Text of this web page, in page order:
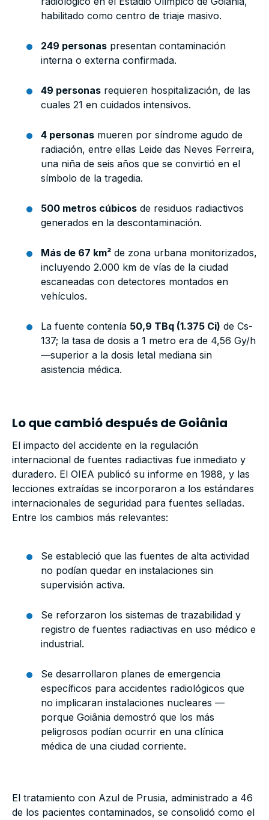
habilitado como centro de triaje masivo.
249 personas presentan contaminación
interna o externa confirmada.
49 personas requieren hospitalización, de las
cuales 21 en cuidados intensivos.
4 personas mueren por síndrome agudo de
radiación, entre ellas Leide das Neves Ferreira,
una niña de seis años que se convirtió en el
símbolo de la tragedia.
500 metros cúbicos de residuos radiactivos
generados en la descontaminación.
Más de 67 km² de zona urbana monitorizados,
incluyendo 2.000 km de vías de la ciudad
escaneadas con detectores montados en
vehículos.
La fuente contenía 50,9 TBq (1.375 Ci) de Cs-
137; la tasa de dosis a 1 metro era de 4,56 Gy/h
—superior a la dosis letal mediana sin
asistencia médica.
Lo que cambió después de Goiânia
El impacto del accidente en la regulación
internacional de fuentes radiactivas fue inmediato y
duradero. El OIEA publicó su informe en 1988, y las
lecciones extraídas se incorporaron a los estándares
internacionales de seguridad para fuentes selladas.
Entre los cambios más relevantes:
Se estableció que las fuentes de alta actividad
no podían quedar en instalaciones sin
supervisión activa.
Se reforzaron los sistemas de trazabilidad y
registro de fuentes radiactivas en uso médico e
industrial.
Se desarrollaron planes de emergencia
específicos para accidentes radiológicos que
no implicaran instalaciones nucleares —
porque Goiânia demostró que los más
peligrosos podían ocurrir en una clínica
médica de una ciudad corriente.
El tratamiento con Azul de Prusia, administrado a 46
de los pacientes contaminados, se consolidó como el